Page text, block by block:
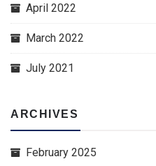
April 2022
March 2022
July 2021
ARCHIVES
February 2025